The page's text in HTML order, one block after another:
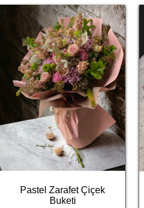
Pastel Zarafet Çiçek
Buketi